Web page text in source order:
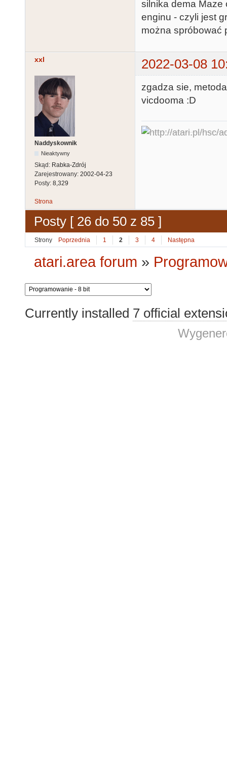
silnika dema Maze
enginu - czyli jest
można spróbować
xxl 2022-03-08
Naddyskownik
Nieaktywny
Skąd: Rabka-Zdrój
Zarejestrowany: 2002-04-23
Posty: 8,329
zgadza sie,
vicdooma :D
Strona
Posty [ 26 do 50 z 85 ]
Strony Poprzednia 1 2 3 4 Następna
atari.area forum »
Currently installed 7 official